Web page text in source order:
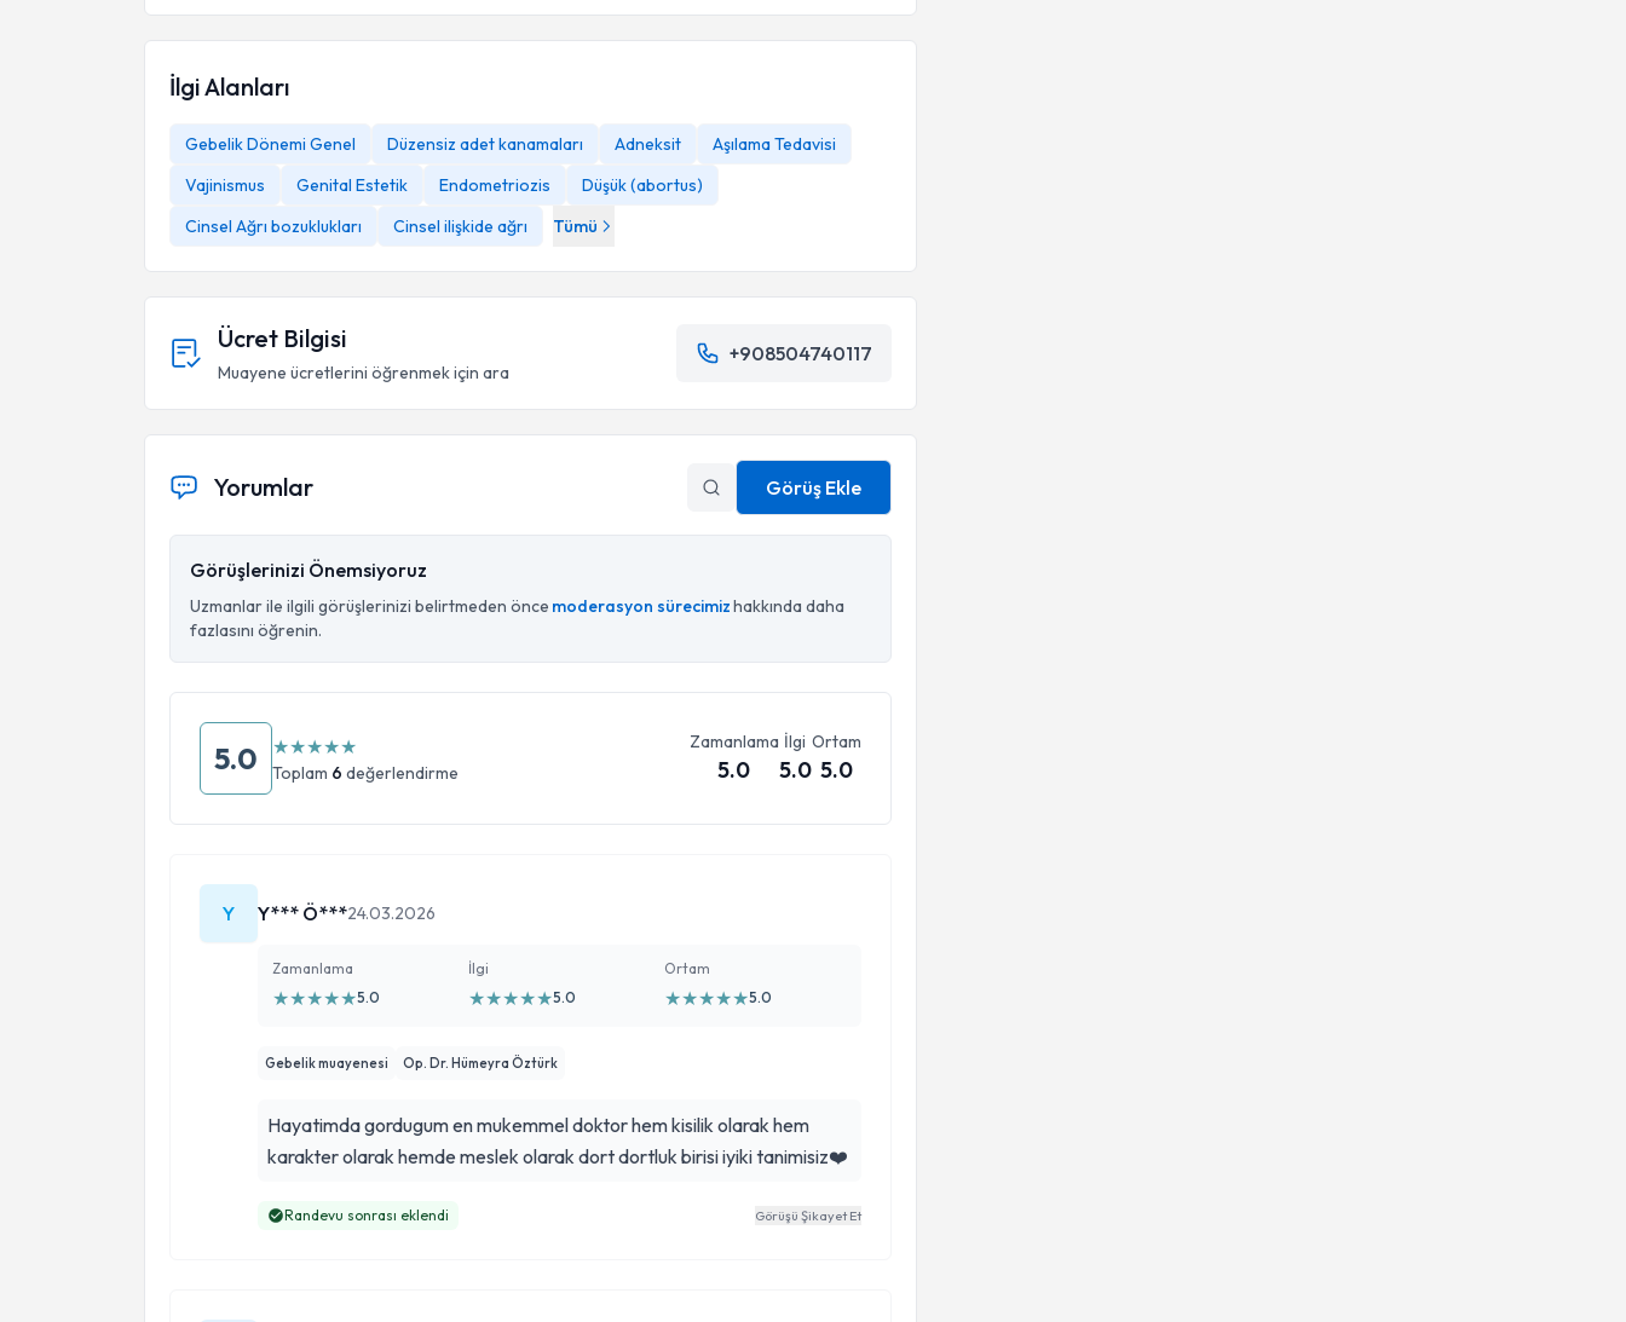
İlgi Alanları
Gebelik Dönemi Genel Düzensiz adet kanamaları Adneksit
Aşılama Tedavisi
Vajinismus
Genital Estetik Endometriozis
Düşük (abortus)
Cinsel Ağrı bozuklukları
Cinsel ilişkide ağrı Tümü
Ücret Bilgisi
Muayene ücretlerini öğrenmek için ara
+908504740117
Yorumlar Görüş Ekle
Görüşlerinizi Önemsiyoruz
Uzmanlar ile ilgili görüşlerinizi belirtmeden önce moderasyon sürecimizhakkında daha
fazlasını öğrenin.
5.0 ★★★★★
Toplam 6 değerlendirme
Zamanlama
5.0
İlgi
5.0
Ortam
5.0
Y Y*** Ö***24.03.2026
Zamanlama
★★★★★5.0
İlgi
★★★★★5.0
Ortam
★★★★★5.0
Gebelik muayenesi Op. Dr. Hümeyra Öztürk
Hayatimda gordugum en mukemmel doktor hem kisilik olarak hem
karakter olarak hemde meslek olarak dort dortluk birisi iyiki tanimisiz❤️
Randevu sonrası eklendi Görüşü Şikayet Et